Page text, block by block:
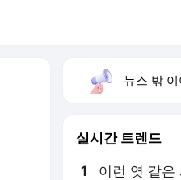
뉴스 밖 이
실시간 트렌드
1 이런 엿 같은